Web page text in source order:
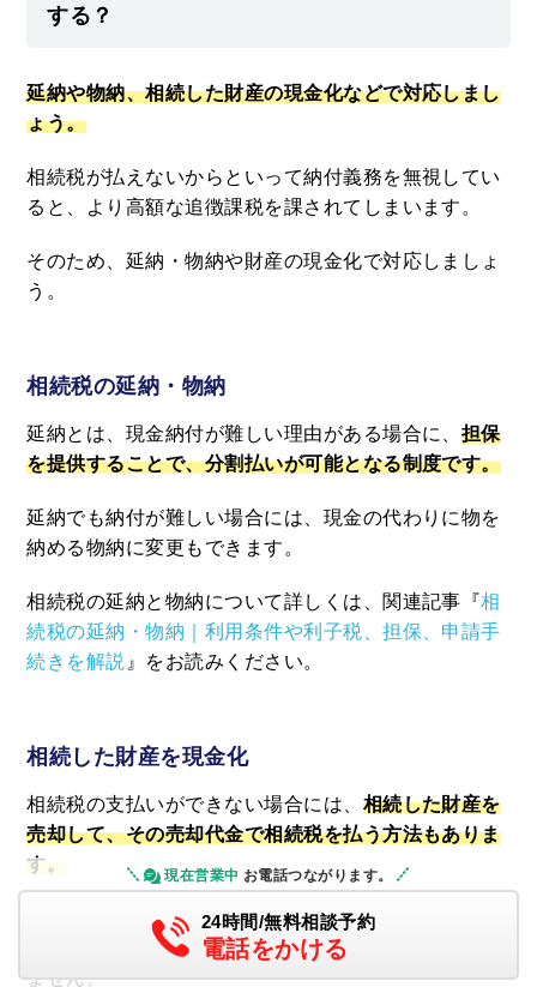
する？
延納や物納、相続した財産の現金化などで対応しまし
ょう。
相続税が払えないからといって納付義務を無視してい
ると、より高額な追徴課税を課されてしまいます。
そのため、延納・物納や財産の現金化で対応しましょ
う。
相続税の延納・物納
延納とは、現金納付が難しい理由がある場合に、 担保
を提供することで、分割払いが可能となる制度です。
延納でも納付が難しい場合には、現金の代わりに物を
納める物納に変更もできます。
相続税の延納と物納について詳しくは、関連記事『相
続税の延納・物納｜利用条件や利子税、担保、申請手
続きを解説 』をお読みください。
相続した財産を現金化
相続税の支払いができない場合には、 相続した財産を
売却して、その売却代金で相続税を払う方法もありま
す。
ただし、株式など換金が簡単にできるものとは違い、
土地や建物などの不動産はすぐに換金できるとは限り
ません。
決定
現在営業中 お電話つながります。
24時間/無料相談予約
電話をかける